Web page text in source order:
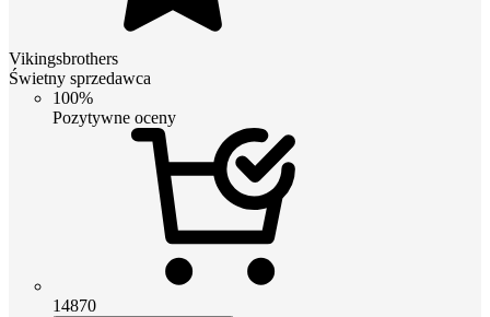
Vikingsbrothers
Świetny sprzedawca
100%
Pozytywne oceny
14870